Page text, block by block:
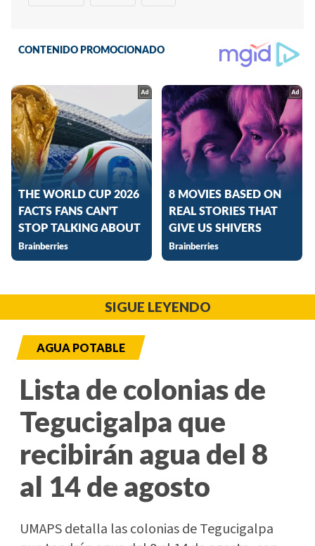
SIGUE LEYENDO
AGUA POTABLE
Lista de colonias de
Tegucigalpa que
recibirán agua del 8
al 14 de agosto
UMAPS detalla las colonias de Tegucigalpa